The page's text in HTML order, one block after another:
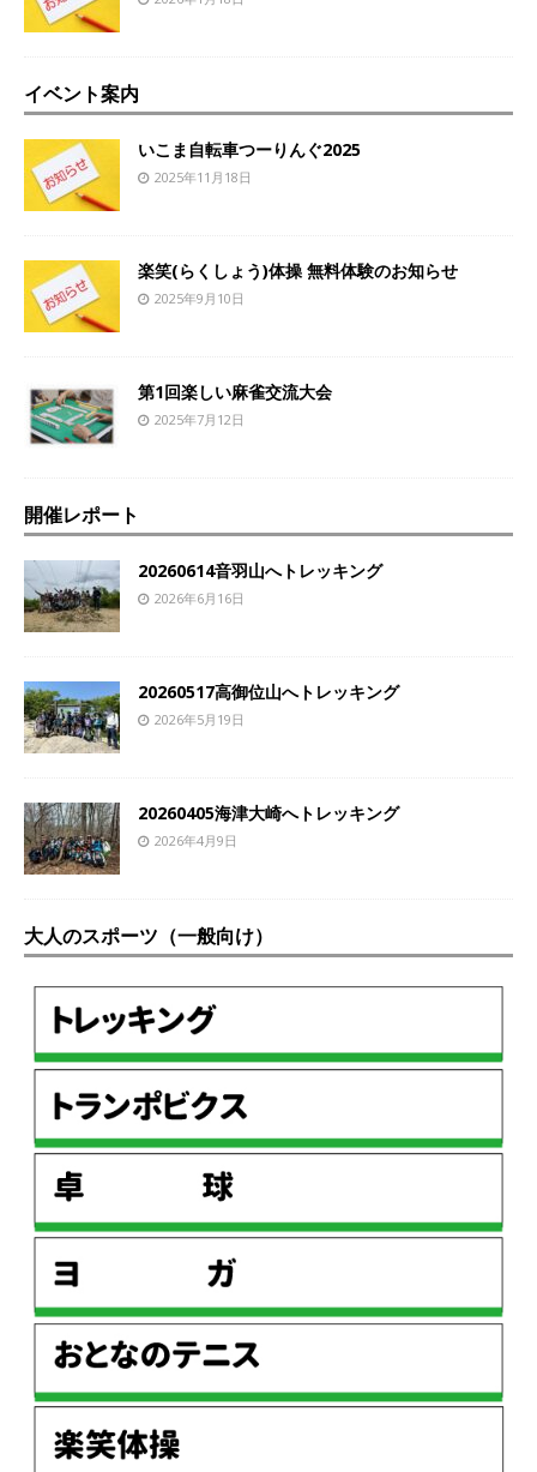
イベント案内
いこま自転車つーりんぐ2025
2025年11月18日
楽笑(らくしょう)体操 無料体験のお知らせ
2025年9月10日
第1回楽しい麻雀交流大会
2025年7月12日
開催レポート
20260614音羽山へトレッキング
2026年6月16日
20260517高御位山へトレッキング
2026年5月19日
20260405海津大崎へトレッキング
2026年4月9日
大人のスポーツ（一般向け）